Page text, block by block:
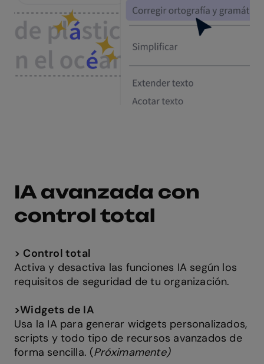
IA avanzada con
control total
> Control total
Activa y desactiva las funciones IA según los
requisitos de seguridad de tu organización.
>Widgets de IA
Usa la IA para generar widgets personalizados,
scripts y todo tipo de recursos avanzados de
forma sencilla. (Próximamente)